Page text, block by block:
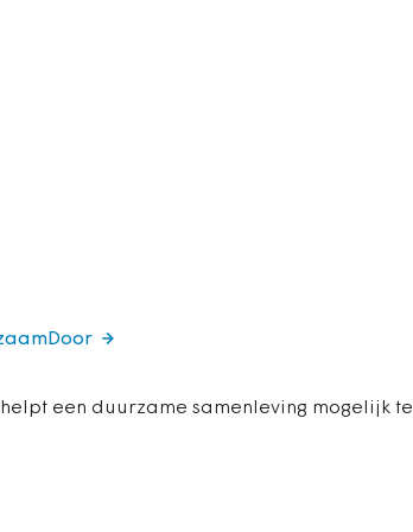
een duurzame samenleving mogelijk te